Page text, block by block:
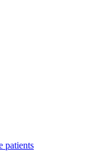
patients